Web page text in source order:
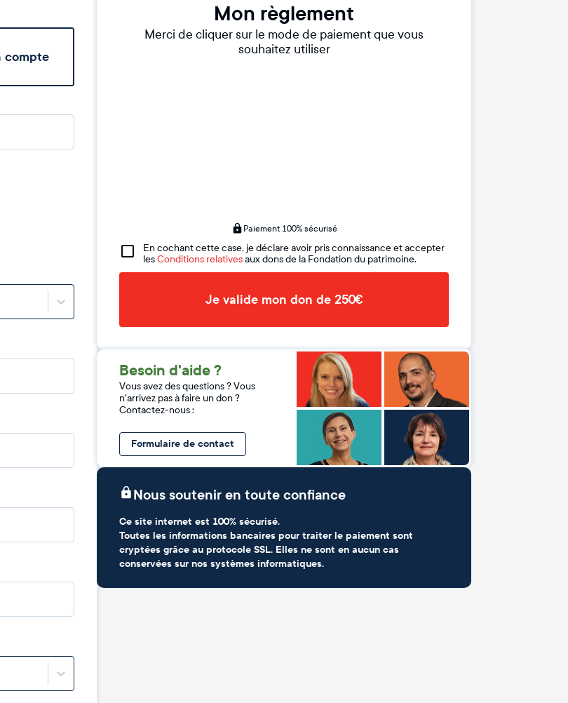
compte
Mon règlement
Merci de cliquer sur le mode de paiement que vous
souhaitez utiliser
Paiement 100% sécurisé
En cochant cette case, je déclare avoir pris connaissance et accepter
lesConditions relativesaux dons de la Fondation du patrimoine.
Je valide mon don de 250€
Besoin d'aide ?
Vous avez des questions ? Vous
n'arrivez pas à faire un don ?
Contactez-nous :
Formulaire de contact
Nous soutenir en toute confiance
Ce site internet est 100% sécurisé.
Toutes les informations bancaires pour traiter le paiement sont
cryptées grâce au protocole SSL. Elles ne sont en aucun cas
conservées sur nos systèmes informatiques.